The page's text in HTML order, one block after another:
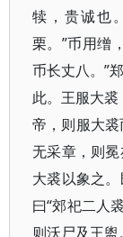
犊，贵诚也
栗。”币用缯
币长丈八。”
此。王服大
帝，则服大裘
无采章，则
大裘以象之
曰“郊祀二人
则沃尸及王